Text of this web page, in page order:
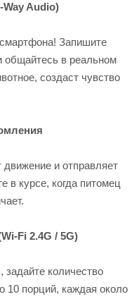
Audio)
Запишите
общайтесь в реальном
создаст чувство
и отправляет
в курсе, когда питомец
Fi 2.4G / 5G)
задайте количество
10 порций, каждая около